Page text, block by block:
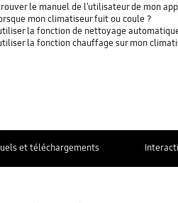
le manuel de l’utilisateur de mon
mon climatiseur fuit ou coule ?
la fonction de nettoyage
la fonction chauffage sur mon
et téléchargements